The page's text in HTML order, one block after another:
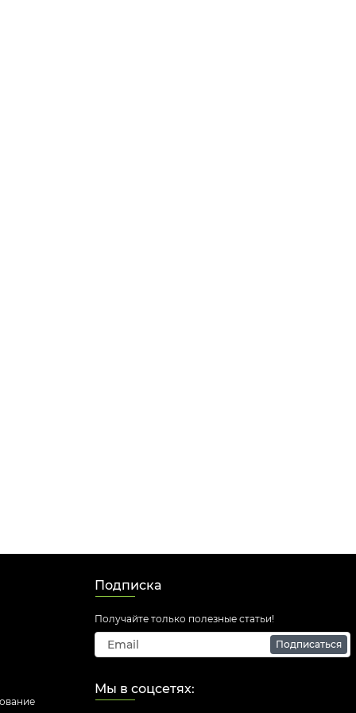
Подписка
Получайте только полезные статьи!
Подписаться
Мы в соцсетях: